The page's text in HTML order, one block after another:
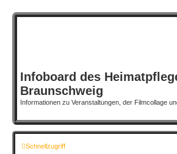
Infoboard des
Braunschweig
Informationen zu Veranstaltungen, der Filmcollage
Schnellzugriff